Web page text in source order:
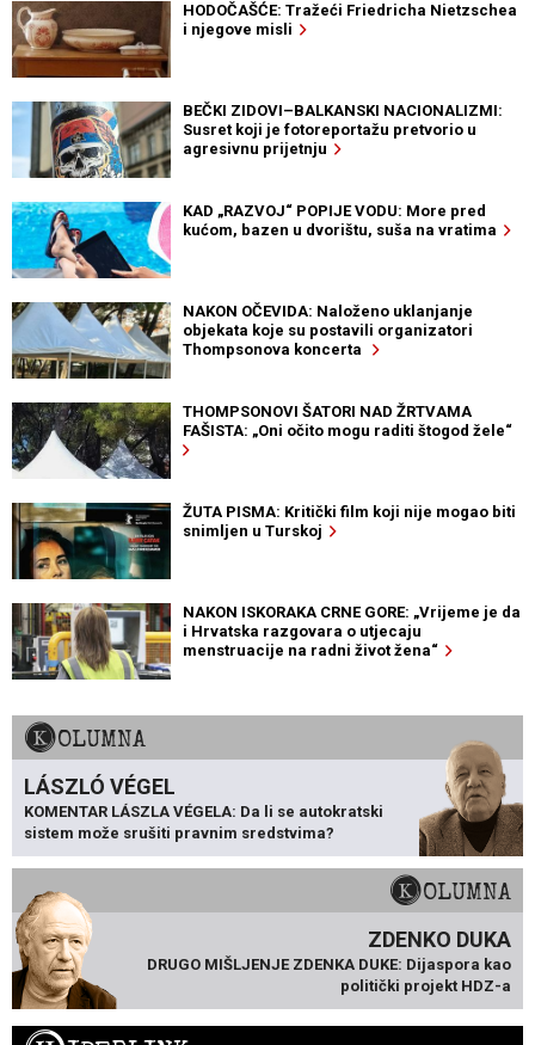
HODOČAŠĆE: Tražeći Friedricha Nietzschea
i njegove misli
BEČKI ZIDOVI–BALKANSKI NACIONALIZMI:
Susret koji je fotoreportažu pretvorio u
agresivnu prijetnju
KAD „RAZVOJ“ POPIJE VODU: More pred
kućom, bazen u dvorištu, suša na vratima
NAKON OČEVIDA: Naloženo uklanjanje
objekata koje su postavili organizatori
Thompsonova koncerta
THOMPSONOVI ŠATORI NAD ŽRTVAMA
FAŠISTA: „Oni očito mogu raditi štogod žele“
ŽUTA PISMA: Kritički film koji nije mogao biti
snimljen u Turskoj
NAKON ISKORAKA CRNE GORE: „Vrijeme je da
i Hrvatska razgovara o utjecaju
menstruacije na radni život žena“
KOLUMNA
LÁSZLÓ VÉGEL
KOMENTAR LÁSZLA VÉGELA: Da li se autokratski
sistem može srušiti pravnim sredstvima?
KOLUMNA
ZDENKO DUKA
DRUGO MIŠLJENJE ZDENKA DUKE: Dijaspora kao
politički projekt HDZ-a